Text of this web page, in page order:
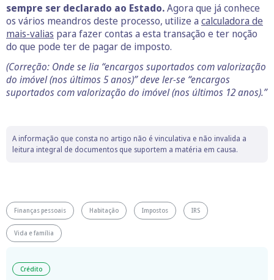
sempre ser declarado ao Estado.Agora que já conhece
os vários meandros deste processo, utilize a calculadora de
mais-valias para fazer contas a esta transação e ter noção
do que pode ter de pagar de imposto.
(Correção: Onde se lia “encargos suportados com valorização
do imóvel (nos últimos 5 anos)” deve ler-se “encargos
suportados com valorização do imóvel (nos últimos 12 anos).”
A informação que consta no artigo não é vinculativa e não invalida a
leitura integral de documentos que suportem a matéria em causa.
Finanças pessoais Habitação Impostos IRS
Vida e família
Crédito